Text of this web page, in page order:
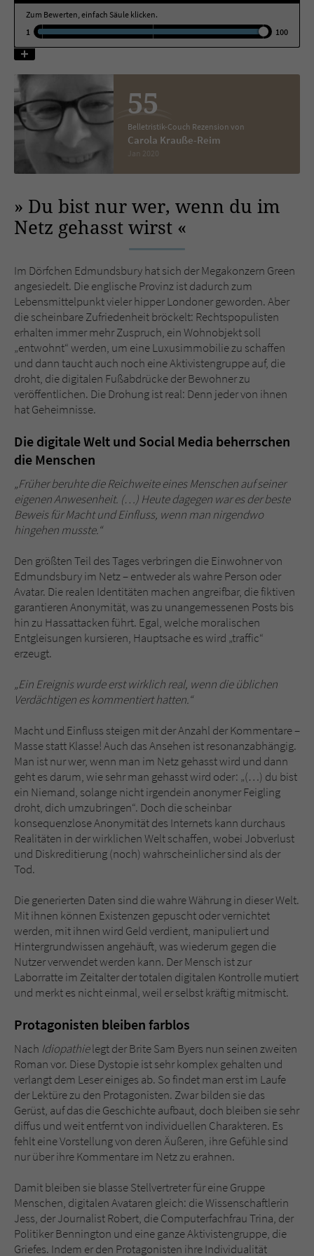
Zum Bewerten, einfach Säule klicken.
1
100
55
Belletristik-Couch Rezension von
Carola Krauße-Reim
Jan 2020
Du bist nur wer, wenn du im
Netz gehasst wirst
Im Dörfchen Edmundsbury hat sich der Megakonzern Green
angesiedelt. Die englische Provinz ist dadurch zum
Lebensmittelpunkt vieler hipper Londoner geworden. Aber
die scheinbare Zufriedenheit bröckelt: Rechtspopulisten
erhalten immer mehr Zuspruch, ein Wohnobjekt soll
„entwohnt“ werden, um eine Luxusimmobilie zu schaffen
und dann taucht auch noch eine Aktivistengruppe auf, die
droht, die digitalen Fußabdrücke der Bewohner zu
veröffentlichen. Die Drohung ist real: Denn jeder von ihnen
hat Geheimnisse.
Die digitale Welt und Social Media beherrschen
die Menschen
„Früher beruhte die Reichweite eines Menschen auf seiner
eigenen Anwesenheit. (…) Heute dagegen war es der beste
Beweis für Macht und Einfluss, wenn man nirgendwo
hingehen musste.“
Den größten Teil des Tages verbringen die Einwohner von
Edmundsbury im Netz – entweder als wahre Person oder
Avatar. Die realen Identitäten machen angreifbar, die fiktiven
garantieren Anonymität, was zu unangemessenen Posts bis
hin zu Hassattacken führt. Egal, welche moralischen
Entgleisungen kursieren, Hauptsache es wird „traffic“
erzeugt.
„Ein Ereignis wurde erst wirklich real, wenn die üblichen
Verdächtigen es kommentiert hatten.“
Macht und Einfluss steigen mit der Anzahl der Kommentare –
Masse statt Klasse! Auch das Ansehen ist resonanzabhängig.
Man ist nur wer, wenn man im Netz gehasst wird und dann
geht es darum, wie sehr man gehasst wird oder: „(…) du bist
ein Niemand, solange nicht irgendein anonymer Feigling
droht, dich umzubringen“. Doch die scheinbar
konsequenzlose Anonymität des Internets kann durchaus
Realitäten in der wirklichen Welt schaffen, wobei Jobverlust
und Diskreditierung (noch) wahrscheinlicher sind als der
Tod.
Die generierten Daten sind die wahre Währung in dieser Welt.
Mit ihnen können Existenzen gepuscht oder vernichtet
werden, mit ihnen wird Geld verdient, manipuliert und
Hintergrundwissen angehäuft, was wiederum gegen die
Nutzer verwendet werden kann. Der Mensch ist zur
Laborratte im Zeitalter der totalen digitalen Kontrolle mutiert
und merkt es nicht einmal, weil er selbst kräftig mitmischt.
Protagonisten bleiben farblos
Nach Idiopathielegt der Brite Sam Byers nun seinen zweiten
Roman vor. Diese Dystopie ist sehr komplex gehalten und
verlangt dem Leser einiges ab. So findet man erst im Laufe
der Lektüre zu den Protagonisten. Zwar bilden sie das
Gerüst, auf das die Geschichte aufbaut, doch bleiben sie sehr
diffus und weit entfernt von individuellen Charakteren. Es
fehlt eine Vorstellung von deren Äußeren, ihre Gefühle sind
nur über ihre Kommentare im Netz zu erahnen.
Damit bleiben sie blasse Stellvertreter für eine Gruppe
Menschen, digitalen Avataren gleich: die Wissenschaftlerin
Jess, der Journalist Robert, die Computerfachfrau Trina, der
Politiker Bennington und eine ganze Aktivistengruppe, die
Griefes. Indem er den Protagonisten ihre Individualität
Name tx_pwcomments_ahash
Laufzeit 1 Jahr
Zweck Cookie für Kommentare einzelner Buchtitel
Name fe_typo_user
Anbieter Literatur-Couch Medien GmbH & Co. KG
Laufzeit
Zweck
Dieses Cookie gewährleistet die
Kommunikation der Webseite mit dem
Benutzer. Es wird benötigt um z. B. den
Sicherheitscode des Kontaktformulars zu
überprüfen.